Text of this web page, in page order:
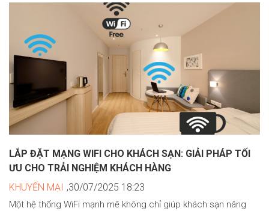
LẮP ĐẶT MẠNG WIFI CHO KHÁCH SẠN: GIẢI PHÁP TỐI
ƯU CHO TRẢI NGHIỆM KHÁCH HÀNG
KHUYẾN MẠI ,30/07/2025 18:23
Một hệ thống WiFi mạnh mẽ không chỉ giúp khách sạn nâng